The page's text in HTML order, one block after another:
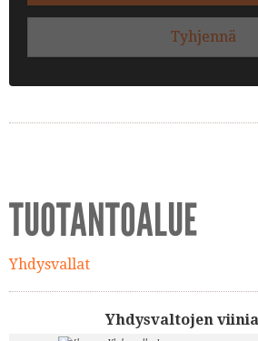
Tyhjennä
TUOTANTOALUE
Yhdysvallat
Yhdysvaltojen